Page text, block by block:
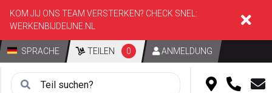
KOM JIJ ONS TEAM VERSTERKEN? CHECK SNEL:
WERKENBIJDEIJNE.NL
SPRACHE TEILEN 0 ANMELDUNG